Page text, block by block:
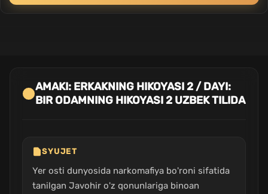
AMAKI: ERKAKNING HIKOYASI 2 / DAYI:
BIR ODAMNING HIKOYASI 2 UZBEK TILIDA
SYUJET
Yer osti dunyosida narkomafiya bo'roni sifatida
tanilgan Javohir o'z qonunlariga binoan